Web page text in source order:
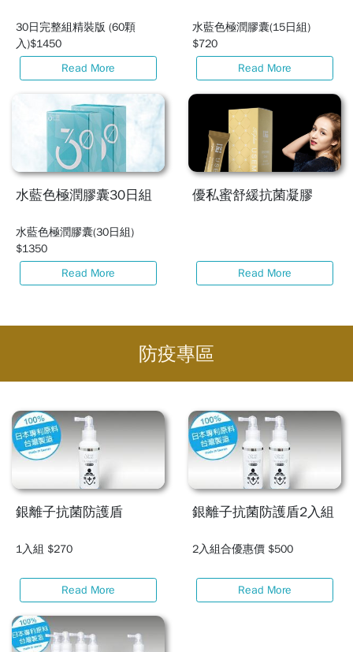
30日完整組精裝版 (60顆
入)$1450
Read More
水藍色極潤膠囊(15日組)
$720
Read More
水藍色極潤膠囊30日組
水藍色極潤膠囊(30日組)
$1350
Read More
優私蜜舒緩抗菌凝膠
Read More
防疫專區
銀離子抗菌防護盾
1入組 $270
Read More
銀離子抗菌防護盾2入組
2入組合優惠價 $500
Read More